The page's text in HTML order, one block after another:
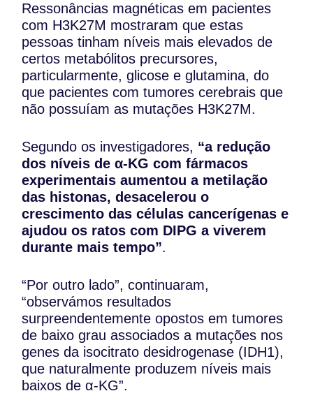
Ressonâncias magnéticas em pacientes
com H3K27M mostraram que estas
pessoas tinham níveis mais elevados de
certos metabólitos precursores,
particularmente, glicose e glutamina, do
que pacientes com tumores cerebrais que
não possuíam as mutações H3K27M.
Segundo os investigadores, “a redução
dos níveis de α-KG com fármacos
experimentais aumentou a metilação
das histonas, desacelerou o
crescimento das células cancerígenas e
ajudou os ratos com DIPG a viverem
durante mais tempo”.
“Por outro lado”, continuaram,
“observámos resultados
surpreendentemente opostos em tumores
de baixo grau associados a mutações nos
genes da isocitrato desidrogenase (IDH1),
que naturalmente produzem níveis mais
baixos de α-KG”.